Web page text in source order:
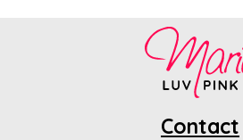
Contact